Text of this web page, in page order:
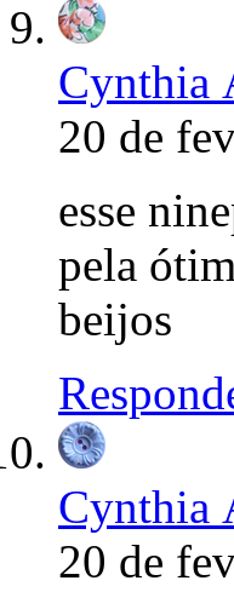
Cynthia
20 de
esse
pela
beijos
Cynthia
20 de